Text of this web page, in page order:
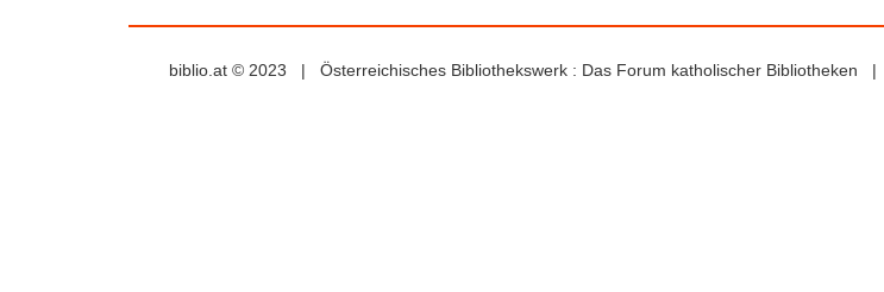
biblio.at © 2023 | Österreichisches Bibliothekswerk : Das Forum katholischer Bibliotheken |